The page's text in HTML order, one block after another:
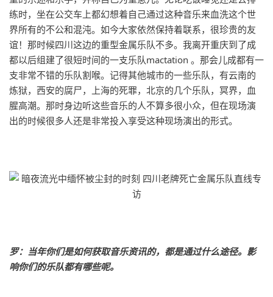
练时，坐在公交车上都幻想着自己通过这种音乐来血洗这个世
界所有的不公和混沌。如今大家依然保持着联系，很珍贵的友
谊！那时候四川这边的重型金属乐队不多。我离开重庆到了成
都以后组建了很短时间的一支乐队mactation 。那会儿成都有一
支非常不错的乐队割喉。记得其他城市的一些乐队，有云南的
炼狱，西安的腐尸，上海的死罪，北京的几个乐队，冥界，血
腥高潮。那时身边听这些音乐的人不算多很小众，但在现场演
出的时候很多人还是非常投入享受这种现场演出的形式。
罗：当年你们是如何获取音乐资讯的，都是通过什么途径。影
响你们的乐队都有哪些呢。